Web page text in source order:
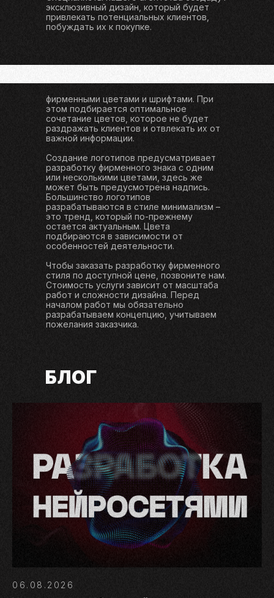
1
1 0
0
дней
1
1 1
1
часов минут секунд
эксклюзивный дизайн, который будет
привлекать потенциальных клиентов,
побуждать их к покупке.
фирменными цветами и шрифтами. При
этом подбирается оптимальное
сочетание цветов, которое не будет
раздражать клиентов и отвлекать их от
важной информации.
Создание логотипов предусматривает
разработку фирменного знака с одним
или несколькими цветами, здесь же
может быть предусмотрена надпись.
Большинство логотипов
разрабатываются в стиле минимализм –
это тренд, который по-прежнему
остается актуальным. Цвета
подбираются в зависимости от
особенностей деятельности.
Чтобы заказать разработку фирменного
стиля по доступной цене, позвоните нам.
Стоимость услуги зависит от масштаба
работ и сложности дизайна. Перед
началом работ мы обязательно
разрабатываем концепцию, учитываем
пожелания заказчика.
БЛОГ
06.08.2026